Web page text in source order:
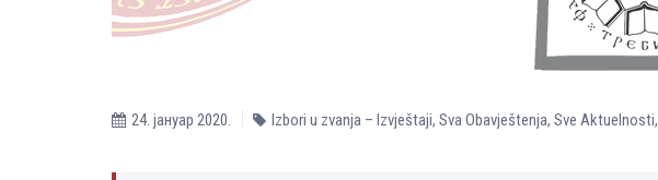
24. јануар 2020. Izbori u zvanja – Izvještaji, Sva Obavještenja, Sve Aktuelnosti,